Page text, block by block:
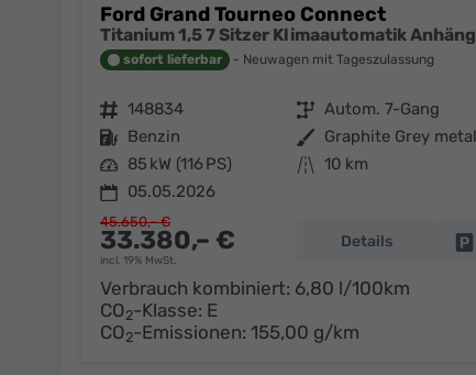
Ford Grand Tourneo Connect
sofort lieferbar Neuwagen mit Tageszulassung
Fahrzeugnr. 148834 Getriebe Autom. 7-Gang
Kraftstoff Benzin Außenfarbe
Leistung 85 kW (116 PS) Kilometerstand 10 km
05.05.2026
33.380,– €
incl. 19% MwSt.
45.650,– €
Details
Verbrauch kombiniert: 6,80 l/100km
CO2-Klasse: E
CO2-Emissionen: 155,00 g/km